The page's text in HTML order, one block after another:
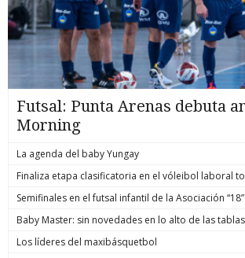
Futsal: Punta Arenas debuta
Morning
La agenda del baby Yungay
Finaliza etapa clasificatoria en el vóleibol laboral
Semifinales en el futsal infantil de la Asociación “18”
Baby Master: sin novedades en lo alto de las tablas
Los líderes del maxibásquetbol